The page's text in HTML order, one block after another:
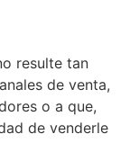
resulte tan
de venta,
o a que,
de venderle